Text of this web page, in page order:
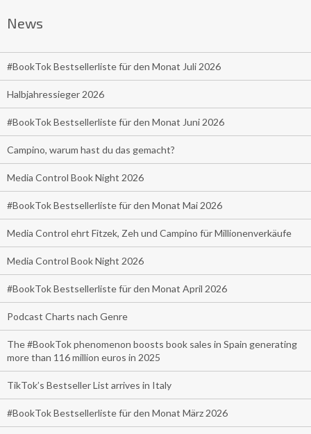
News
#BookTok Bestsellerliste für den Monat Juli 2026
Halbjahressieger 2026
#BookTok Bestsellerliste für den Monat Juni 2026
Campino, warum hast du das gemacht?
Media Control Book Night 2026
#BookTok Bestsellerliste für den Monat Mai 2026
Media Control ehrt Fitzek, Zeh und Campino für Millionenverkäufe
Media Control Book Night 2026
#BookTok Bestsellerliste für den Monat April 2026
Podcast Charts nach Genre
The #BookTok phenomenon boosts book sales in Spain generating
more than 116 million euros in 2025
TikTok’s Bestseller List arrives in Italy
#BookTok Bestsellerliste für den Monat März 2026